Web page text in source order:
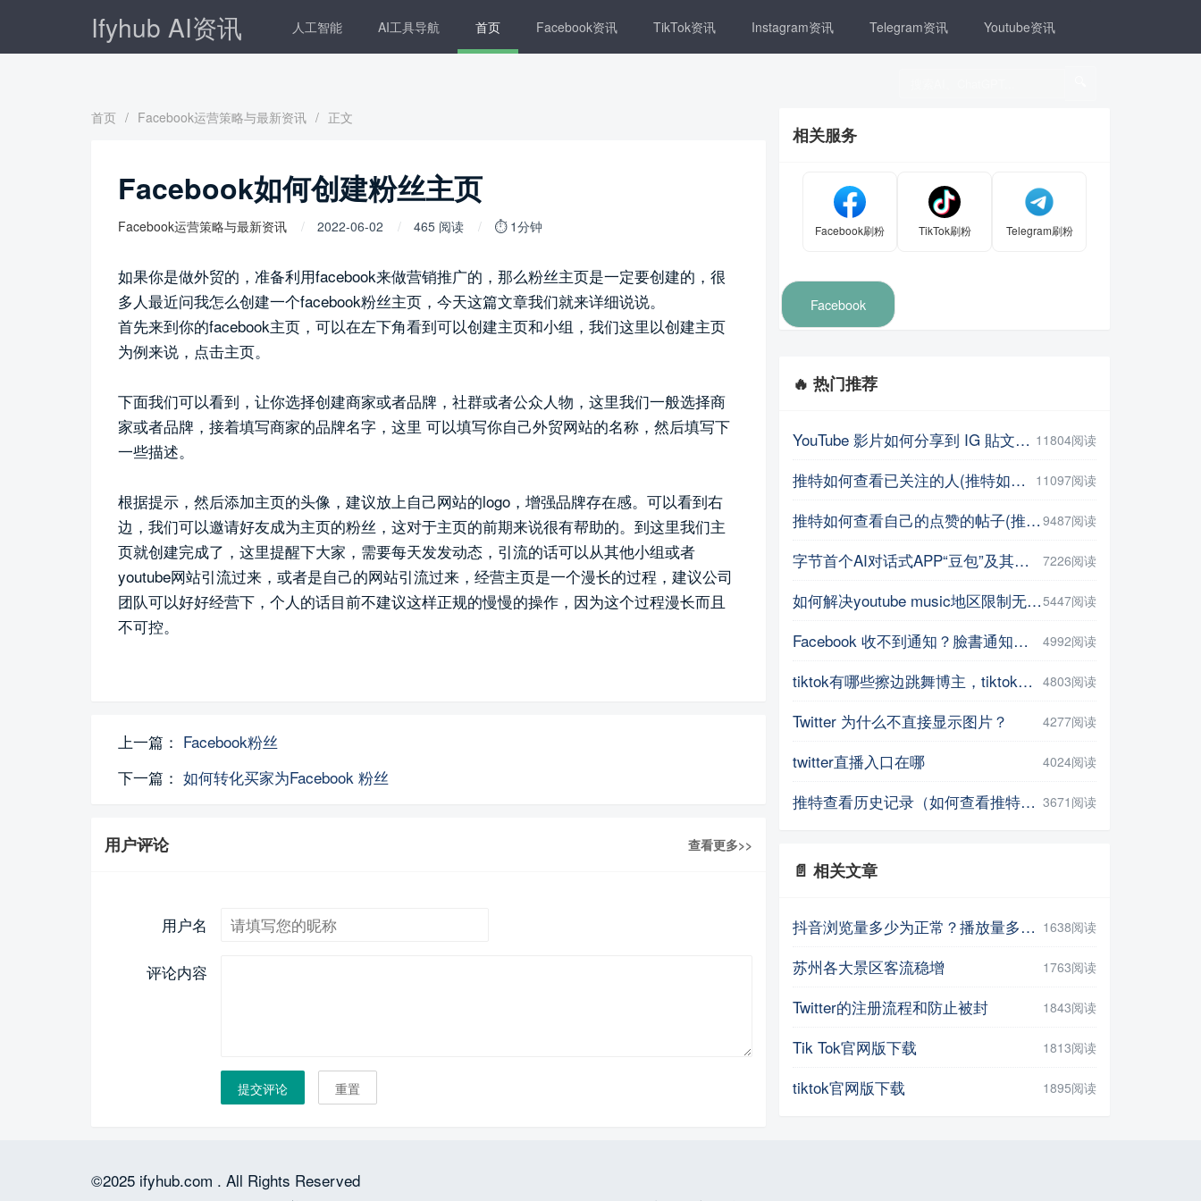
Ifyhub AI资讯 人工智能 AI工具导航 首页 Facebook资讯 TikTok资讯 Instagram资讯 Telegram资讯 Youtube资讯
首页 / Facebook运营策略与最新资讯 / 正文
Facebook如何创建粉丝主页
Facebook运营策略与最新资讯 2022-06-02 465 阅读 ⏱ 1分钟
如果你是做外贸的，准备利用facebook来做营销推广的，那么粉丝主页是一定要创建的，很
多人最近问我怎么创建一个facebook粉丝主页，今天这篇文章我们就来详细说说。
首先来到你的facebook主页，可以在左下角看到可以创建主页和小组，我们这里以创建主页
为例来说，点击主页。
下面我们可以看到，让你选择创建商家或者品牌，社群或者公众人物，这里我们一般选择商
家或者品牌，接着填写商家的品牌名字，这里 可以填写你自己外贸网站的名称，然后填写下
一些描述。
根据提示，然后添加主页的头像，建议放上自己网站的logo，增强品牌存在感。可以看到右
边，我们可以邀请好友成为主页的粉丝，这对于主页的前期来说很有帮助的。到这里我们主
页就创建完成了，这里提醒下大家，需要每天发发动态，引流的话可以从其他小组或者
youtube网站引流过来，或者是自己的网站引流过来，经营主页是一个漫长的过程，建议公司
团队可以好好经营下，个人的话目前不建议这样正规的慢慢的操作，因为这个过程漫长而且
不可控。
上一篇： Facebook粉丝
下一篇： 如何转化买家为Facebook 粉丝
用户评论 查看更多>>
用户名
评论内容
提交评论 重置
相关服务
Facebook刷粉 TikTok刷粉 Telegram刷粉
Facebook
🔥 热门推荐
YouTube 影片如何分享到 IG 貼文或限動？教你用這招【Facebook教程】 11804阅读
推特如何查看已关注的人(推特如何查看点赞记录) 11097阅读
推特如何查看自己的点赞的帖子(推特如何查看自己的点赞的帖子数量 ) 9487阅读
字节首个AI对话式APP“豆包”及其网页版正式上线 7226阅读
如何解决youtube music地区限制无法打开，并在手机上进行下载操作5447阅读
Facebook 收不到通知？臉書通知不見了？教你5招輕鬆解決 | iPhoneTipSo 4992阅读
tiktok有哪些擦边跳舞博主，tiktok上很火的博主盘点 4803阅读
Twitter 为什么不直接显示图片？ 4277阅读
twitter直播入口在哪 4024阅读
推特查看历史记录（如何查看推特的历史记录） 3671阅读
📄 相关文章
抖音浏览量多少为正常？播放量多少正常？ 1638阅读
苏州各大景区客流稳增 1763阅读
Twitter的注册流程和防止被封 1843阅读
Tik Tok官网版下载 1813阅读
tiktok官网版下载 1895阅读
©2025 ifyhub.com . All Rights Reserved